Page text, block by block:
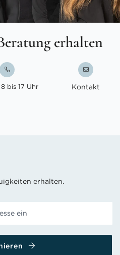
erhalten
bis 17 Uhr Kontakt
erhalten.